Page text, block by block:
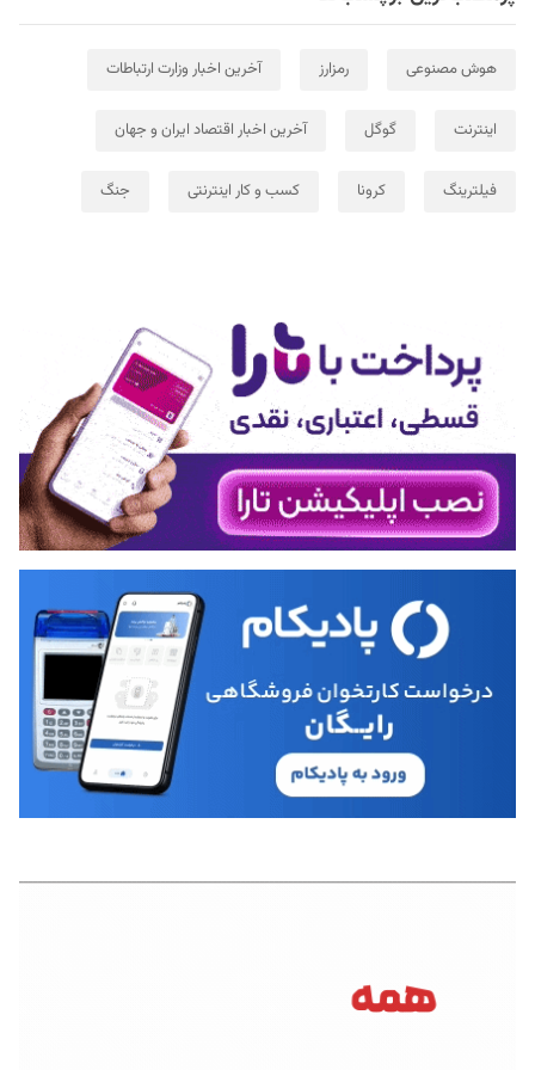
هوش مصنوعی رمزارز آخرین اخبار وزارت ارتباطات
اینترنت گوگل آخرین اخبار اقتصاد ایران و جهان
فیلترینگ کرونا کسب و کار اینترنتی جنگ